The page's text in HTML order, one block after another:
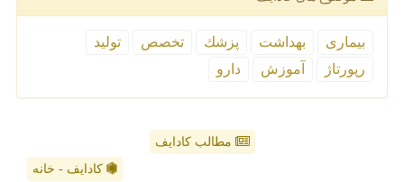
بیماری بهداشت پزشك تخصص
تولید
رپورتاژ
آموزش دارو
مطالب کادایف
کادایف - خانه